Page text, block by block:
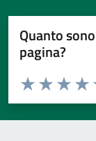
Quanto
pagina?
Valuta da 1 a 5
Valuta
Valuta 2
Valuta 1 stelle